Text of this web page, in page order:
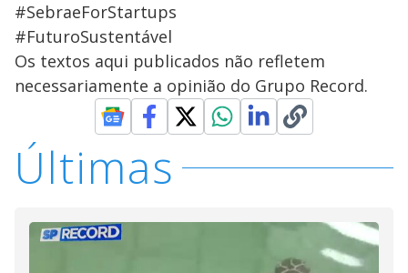
#SebraeForStartups
#FuturoSustentável
Os textos aqui publicados não refletem
necessariamente a opinião do Grupo Record.
Últimas